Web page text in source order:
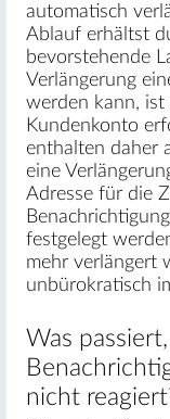
automatisch
Ablauf erhältst
bevorstehende
Verlängerung
werden kann, ist
Kundenkonto
enthalten daher
eine
Adresse für die
festgelegt
mehr verlängert
unbürokratisch
Was
nicht